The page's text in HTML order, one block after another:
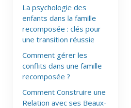
La psychologie des
enfants dans la famille
recomposée : clés pour
une transition réussie
Comment gérer les
conflits dans une famille
recomposée ?
Comment Construire une
Relation avec ses Beaux-